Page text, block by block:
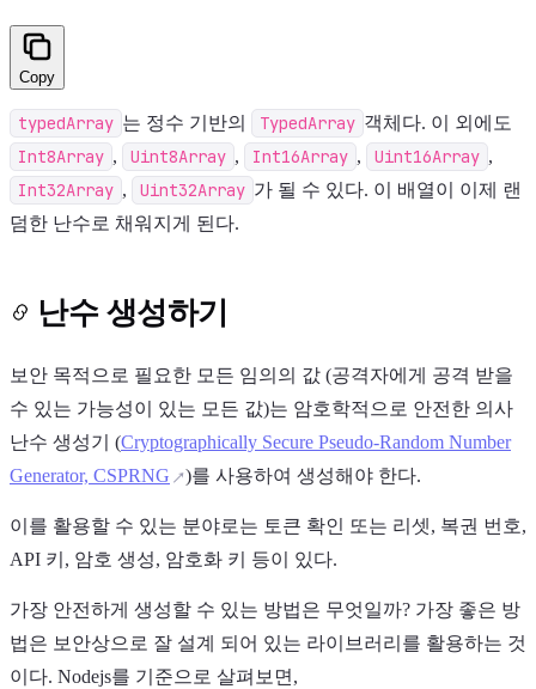
Copy
typedArray 는 정수 기반의 TypedArray 객체다. 이 외에도
Int8Array , Uint8Array , Int16Array , Uint16Array ,
Int32Array , Uint32Array 가 될 수 있다. 이 배열이 이제 랜
덤한 난수로 채워지게 된다.
난수 생성하기
보안 목적으로 필요한 모든 임의의 값 (공격자에게 공격 받을
수 있는 가능성이 있는 모든 값)는 암호학적으로 안전한 의사
난수 생성기 (Cryptographically Secure Pseudo-Random Number
Generator, CSPRNG
)를 사용하여 생성해야 한다.
이를 활용할 수 있는 분야로는 토큰 확인 또는 리셋, 복권 번호,
API 키, 암호 생성, 암호화 키 등이 있다.
가장 안전하게 생성할 수 있는 방법은 무엇일까? 가장 좋은 방
법은 보안상으로 잘 설계 되어 있는 라이브러리를 활용하는 것
이다. Nodejs를 기준으로 살펴보면,